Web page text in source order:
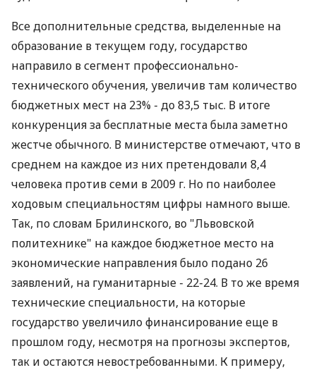
Все дополнительные средства, выделенные на
образование в текущем году, государство
направило в сегмент профессионально-
технического обучения, увеличив там количество
бюджетных мест на 23% - до 83,5 тыс. В итоге
конкуренция за бесплатные места была заметно
жестче обычного. В министерстве отмечают, что в
среднем на каждое из них претендовали 8,4
человека против семи в 2009 г. Но по наиболее
ходовым специальностям цифры намного выше.
Так, по словам Брилинского, во "Львовской
политехнике" на каждое бюджетное место на
экономические направления было подано 26
заявлений, на гуманитарные - 22-24. В то же время
технические специальности, на которые
государство увеличило финансирование еще в
прошлом году, несмотря на прогнозы экспертов,
так и остаются невостребованными. К примеру,